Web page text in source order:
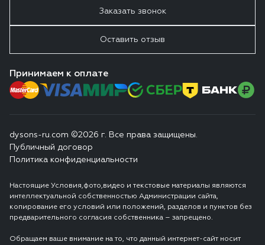
Заказать звонок
Оставить отзыв
Принимаем к оплате
dysons-ru.com ©2026 г. Все права защищены.
Публичный договор
Политика конфиденциальности
Настоящие Условия,фото,видео и текстовые материалы являются
интеллектуальной собственностью Администрации сайта,
копирование его условий или положений, разделов и пунктов без
предварительного согласия собственника – запрещено.
Обращаем ваше внимание на то, что данный интернет-сайт носит